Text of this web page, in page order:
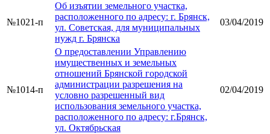
№1021-п
Об изъятии земельного участка,
расположенного по адресу: г. Брянск,
ул. Советская, для муниципальных
нужд г. Брянска
03/04/2019
№1014-п
О предоставлении Управлению
имущественных и земельных
отношений Брянской городской
администрации разрешения на
условно разрешенный вид
использования земельного участка,
расположенного по адресу: г.Брянск,
ул. Октябрьская
02/04/2019